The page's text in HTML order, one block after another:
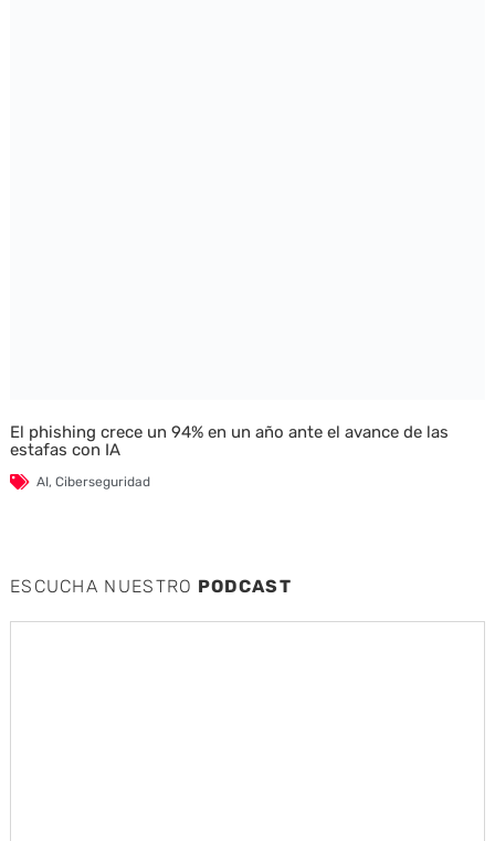
El phishing crece un 94% en un año ante el avance de las
estafas con IA
AI, Ciberseguridad
ESCUCHA NUESTRO PODCAST